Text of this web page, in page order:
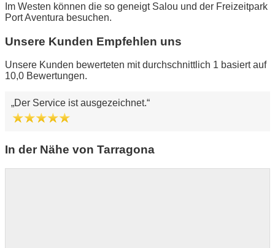
Im Westen können die so geneigt Salou und der Freizeitpark
Port Aventura besuchen.
Unsere Kunden Empfehlen uns
Unsere Kunden bewerteten mit durchschnittlich 1 basiert auf
10,0 Bewertungen.
Der Service ist ausgezeichnet.
In der Nähe von Tarragona